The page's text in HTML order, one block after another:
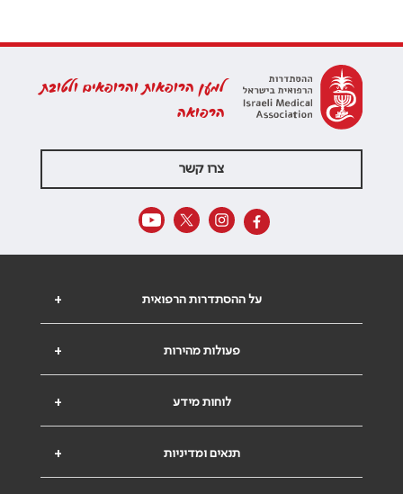
למען הרופאות והרופאים ולטובת
הרפואה
צרו קשר
+ על ההסתדרות הרפואית
+ פעולות מהירות
+ לוחות מידע
+ תנאים ומדיניות